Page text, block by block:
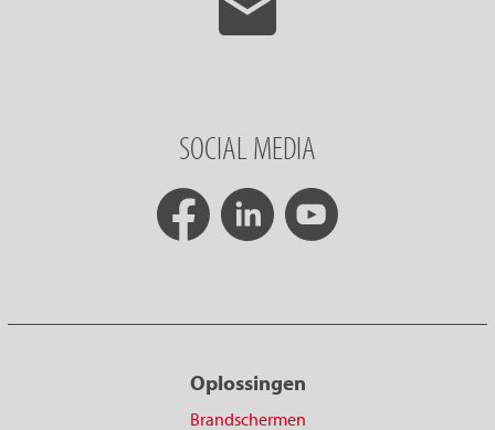
SOCIAL MEDIA
Oplossingen
Brandschermen